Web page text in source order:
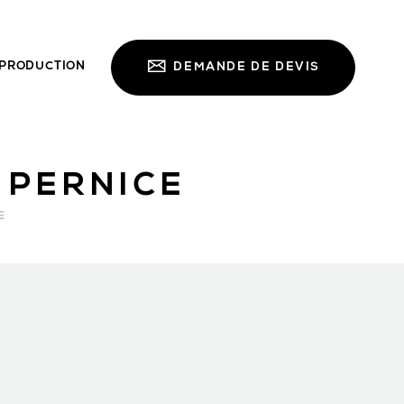
DEMANDE DE DEVIS